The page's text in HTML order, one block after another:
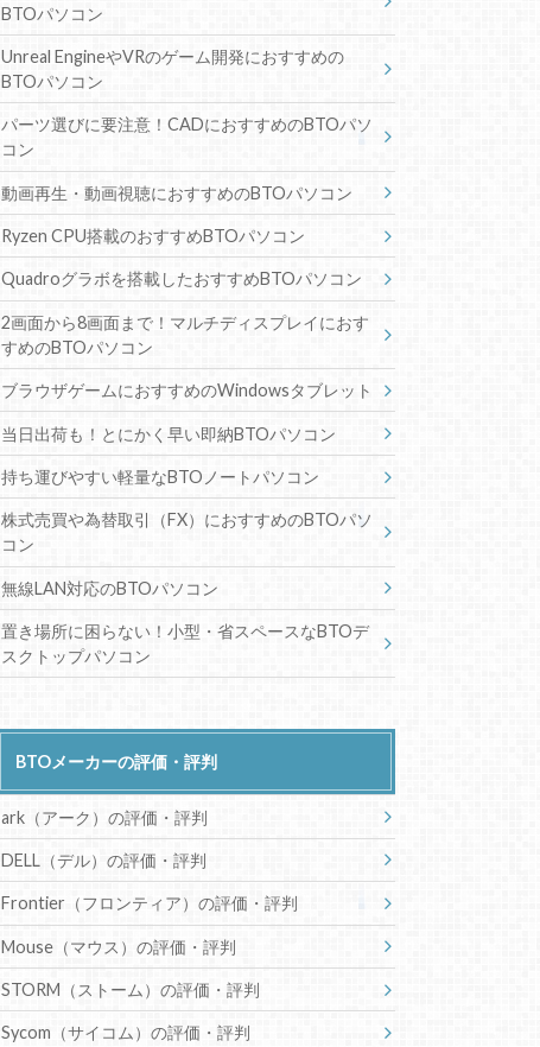
BTOパソコン
Unreal EngineやVRのゲーム開発におすすめの
BTOパソコン
パーツ選びに要注意！CADにおすすめのBTOパソ
コン
動画再生・動画視聴におすすめのBTOパソコン
Ryzen CPU搭載のおすすめBTOパソコン
Quadroグラボを搭載したおすすめBTOパソコン
2画面から8画面まで！マルチディスプレイにおす
すめのBTOパソコン
ブラウザゲームにおすすめのWindowsタブレット
当日出荷も！とにかく早い即納BTOパソコン
持ち運びやすい軽量なBTOノートパソコン
株式売買や為替取引（FX）におすすめのBTOパソ
コン
無線LAN対応のBTOパソコン
置き場所に困らない！小型・省スペースなBTOデ
スクトップパソコン
BTOメーカーの評価・評判
ark（アーク）の評価・評判
DELL（デル）の評価・評判
Frontier（フロンティア）の評価・評判
Mouse（マウス）の評価・評判
STORM（ストーム）の評価・評判
Sycom（サイコム）の評価・評判